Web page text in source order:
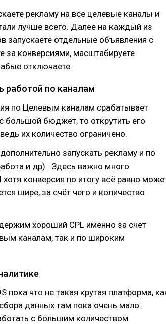
рекламу на все целевые каналы и
лучше всего. Далее на каждый из
запускаете отдельные объявления с
за конверсиями, масштабируете
отключаете.
работой по каналам
по Целевым каналам срабатывает
большой бюджет, то открутить его
их количество ограничено.
запускать рекламу и по
и др) . Здесь важно много
хотя конверсия по итогу всё равно
шире, за счёт чего и количество
хороший CPL именно за счет
каналам, так и по широким
пока что не такая крутая платформа,
данных там пока очень мало.
с большим количеством